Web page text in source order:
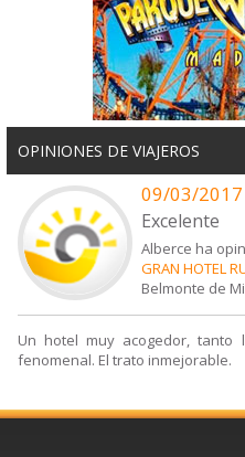
OPINIONES DE VIAJEROS
09/03/2017
Excelente
Alberce ha
GRAN HOTEL
Belmonte de
Un hotel muy acogedor, tanto
fenomenal. El trato inmejorable.